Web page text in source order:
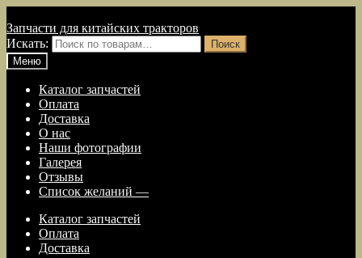
Запчасти для китайских тракторов
Искать:
Поиск
Меню
Каталог запчастей
Оплата
Доставка
О нас
Наши фотографии
Галерея
Отзывы
Список желаний —
Каталог запчастей
Оплата
Доставка